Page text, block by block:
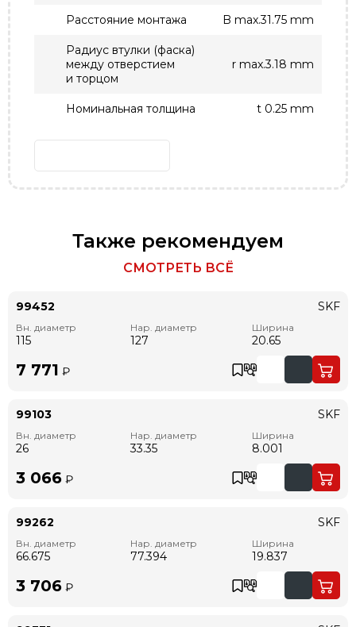
Расстояние монтажа B max.31.75 mm
Радиус втулки (фаска)
между отверстием
и торцом
r max.3.18 mm
Номинальная толщина t 0.25 mm
Также рекомендуем
СМОТРЕТЬ ВСЁ
99452
Вн. диаметр
115
Нар. диаметр
127
Ширина
20.65
SKF
7 771 ₽
99103
Вн. диаметр
26
Нар. диаметр
33.35
Ширина
8.001
SKF
3 066 ₽
99262
Вн. диаметр
66.675
Нар. диаметр
77.394
Ширина
19.837
SKF
3 706 ₽